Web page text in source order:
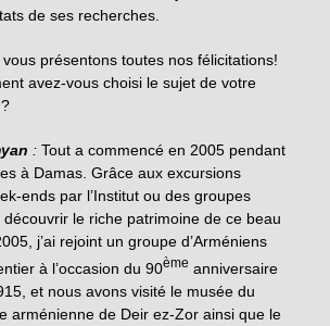
de ses recherches.
vous présentons toutes nos félicitations!
avez-vous choisi le sujet de votre
: Tout a commencé en 2005 pendant
à Damas. Grâce aux excursions
ends par l’Institut ou des groupes
découvrir le riche patrimoine de ce beau
j’ai rejoint un groupe d’Arméniens
à l’occasion du 90ème anniversaire
et nous avons visité le musée du
arménienne de Deir ez-Zor ainsi que le